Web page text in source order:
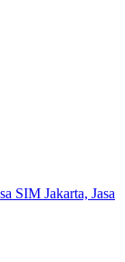
SIM Jakarta, Jasa